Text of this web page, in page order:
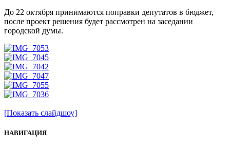
До 22 октября принимаются поправки депутатов в бюджет,
после проект решения будет рассмотрен на заседании
городской думы.
[Показать слайдшоу]
НАВИГАЦИЯ